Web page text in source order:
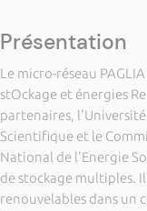
Présentation
Le micro-réseau
stOckage et énergies
partenaires, l'Université
Scientifique et le
National de l'Energie
de stockage multiples.
renouvelables dans un